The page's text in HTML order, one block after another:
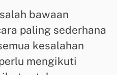
bawaan
paling sederhana
kesalahan
mengikuti